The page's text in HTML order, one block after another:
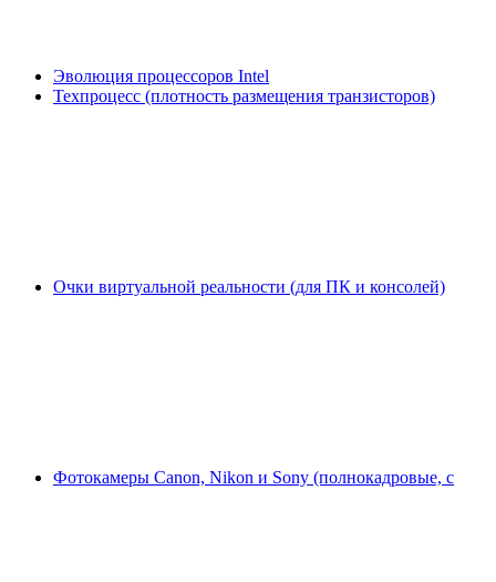
Эволюция процессоров Intel
Техпроцесс (плотность размещения транзисторов)
Очки виртуальной реальности (для ПК и консолей)
Фотокамеры Canon, Nikon и Sony (полнокадровые, с